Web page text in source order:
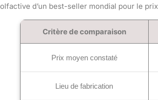
olfactive d’un best-seller mondial pour le
Critère de comparaison
Prix moyen constaté
Lieu de fabrication